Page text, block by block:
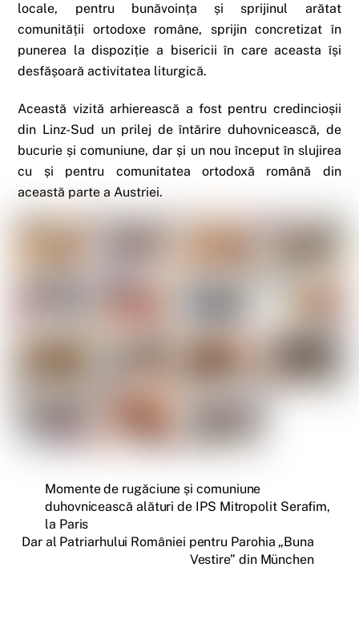
locale, pentru bunăvoința și sprijinul arătat
comunității ortodoxe române, sprijin concretizat în
punerea la dispoziție a bisericii în care aceasta își
desfășoară activitatea liturgică.
Această vizită arhierească a fost pentru credincioșii
din Linz-Sud un prilej de întărire duhovnicească, de
bucurie și comuniune, dar și un nou început în slujirea
cu și pentru comunitatea ortodoxă română din
această parte a Austriei.
Momente de rugăciune și comuniune
duhovnicească alături de IPS Mitropolit Serafim,
la Paris
Dar al Patriarhului României pentru Parohia „Buna
Vestire” din München